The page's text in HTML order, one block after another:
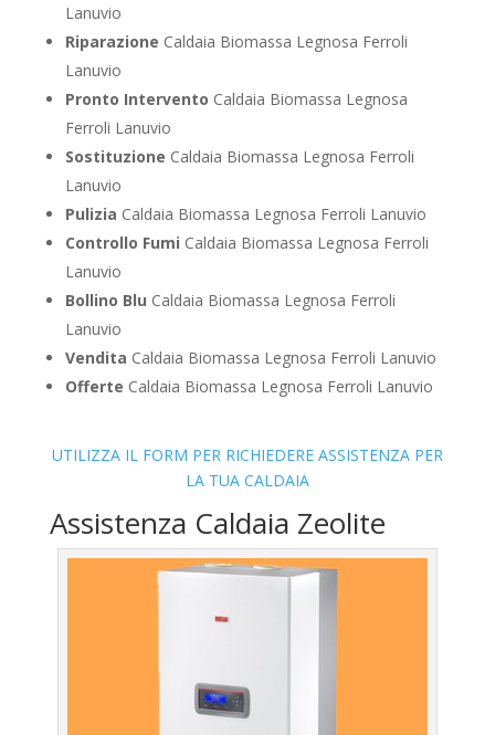
Lanuvio
Riparazione Caldaia Biomassa Legnosa Ferroli
Lanuvio
Pronto Intervento Caldaia Biomassa Legnosa
Ferroli Lanuvio
Sostituzione Caldaia Biomassa Legnosa Ferroli
Lanuvio
Pulizia Caldaia Biomassa Legnosa Ferroli Lanuvio
Controllo Fumi Caldaia Biomassa Legnosa Ferroli
Lanuvio
Bollino Blu Caldaia Biomassa Legnosa Ferroli
Lanuvio
Vendita Caldaia Biomassa Legnosa Ferroli Lanuvio
Offerte Caldaia Biomassa Legnosa Ferroli Lanuvio
UTILIZZA IL FORM PER RICHIEDERE ASSISTENZA PER
LA TUA CALDAIA
Assistenza Caldaia Zeolite